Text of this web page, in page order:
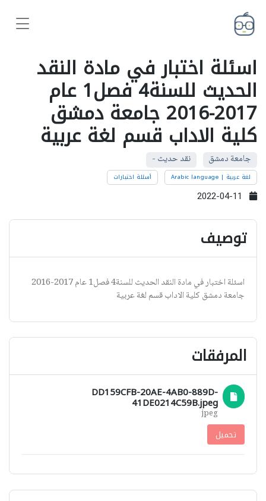
اسئلة اختبار في مادة النقد
الحديث للسنة4 فصل1 عام
2017-2016 جامعة دمشق
كلية الاداب قسم لغة عربية
جامعة دمشق نقد حديث -
لغة عربية | Arabic language أسئلة اختبارات
توصيف
اسئلة اختبار في مادة النقد الحديث للسنة4 فصل1 عام 2017-2016
جامعة دمشق كلية الاداب قسم لغة عربية
المرفقات
DD159CFB-20AE-4AB0-889D-
41DE0214C59B.jpeg
jpeg
تحميل